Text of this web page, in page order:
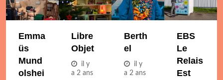
Emma
Üs
Mund
Olshei
Libre
Objet
il y
a 2 ans
Berth
El
il y
a 2 ans
EBS
Le
Relais
Est